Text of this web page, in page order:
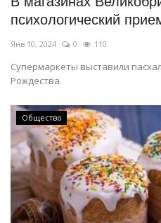
психологический
Янв 10, 2024 0 110
Супермаркеты выставили
Рождества.
Общество